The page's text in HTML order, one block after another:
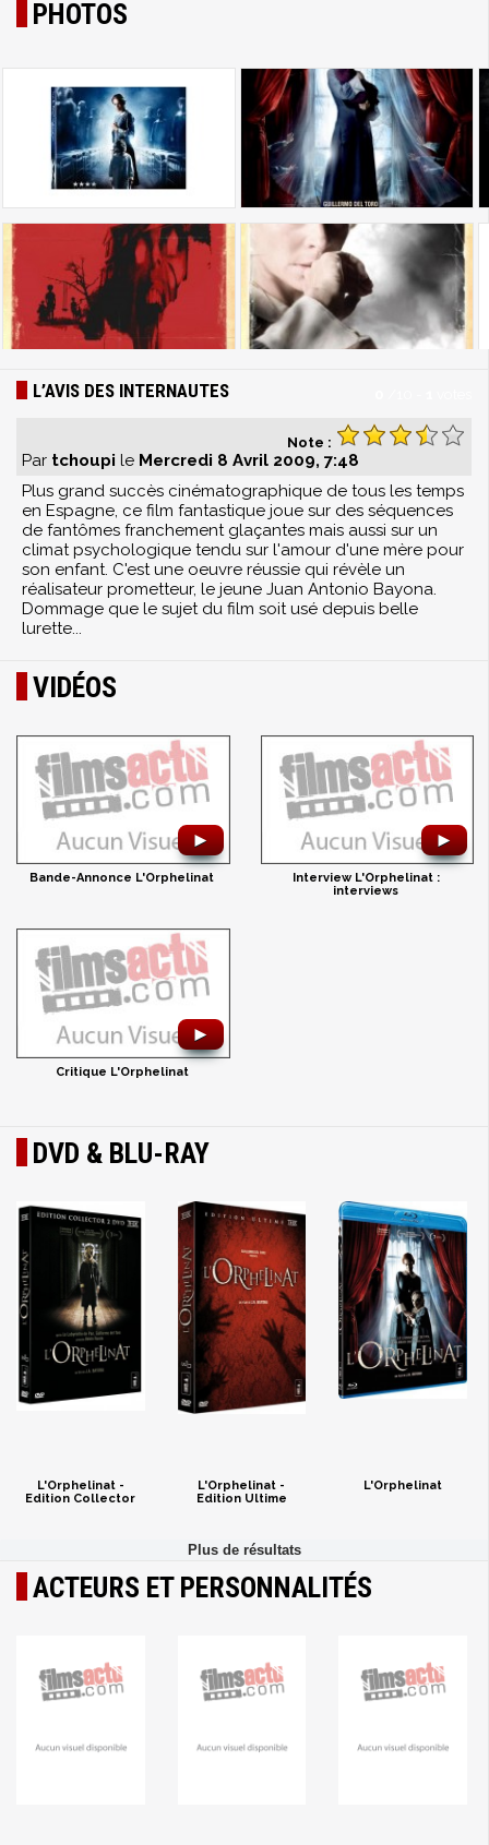
PHOTOS
L’AVIS DES INTERNAUTES
Note :
Par tchoupi le Mercredi 8 Avril 2009, 7:48
Plus grand succès cinématographique de tous les temps
en Espagne, ce film fantastique joue sur des séquences
de fantômes franchement glaçantes mais aussi sur un
climat psychologique tendu sur l'amour d'une mère pour
son enfant. C'est une oeuvre réussie qui révèle un
réalisateur prometteur, le jeune Juan Antonio Bayona.
Dommage que le sujet du film soit usé depuis belle
lurette...
VIDÉOS
►
Bande-Annonce L'Orphelinat
►
Interview L'Orphelinat :
interviews
►
Critique L'Orphelinat
DVD & BLU-RAY
L'Orphelinat -
Edition Collector
L'Orphelinat -
Edition Ultime
L'Orphelinat
ACTEURS ET PERSONNALITÉS